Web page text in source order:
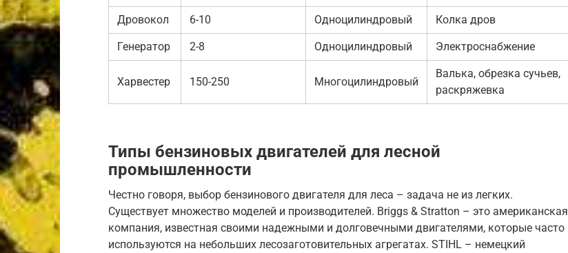
Дровокол 6-10 Одноцилиндровый Колка дров
Генератор 2-8 Одноцилиндровый Электроснабжение
Харвестер 150-250 Многоцилиндровый
Валька, обрезка сучьев,
раскряжевка
Типы бензиновых двигателей для лесной
промышленности
Честно говоря, выбор бензинового двигателя для леса – задача не из легких.
Существует множество моделей и производителей. Briggs & Stratton – это американская
компания, известная своими надежными и долговечными двигателями, которые часто
используются на небольших лесозаготовительных агрегатах. STIHL – немецкий